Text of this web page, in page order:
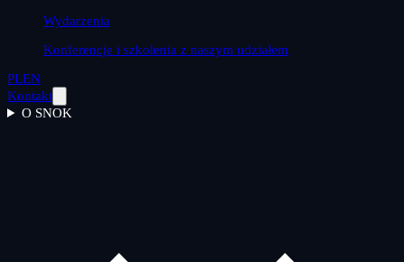
Wydarzenia
Konferencje i szkolenia z naszym udziałem
PLEN
Kontakt
O SNOK